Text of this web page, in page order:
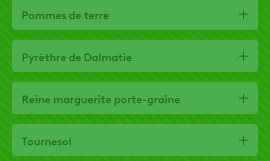
Pommes de terre
Pyrèthre de Dalmatie
Reine marguerite porte-graine
Tournesol